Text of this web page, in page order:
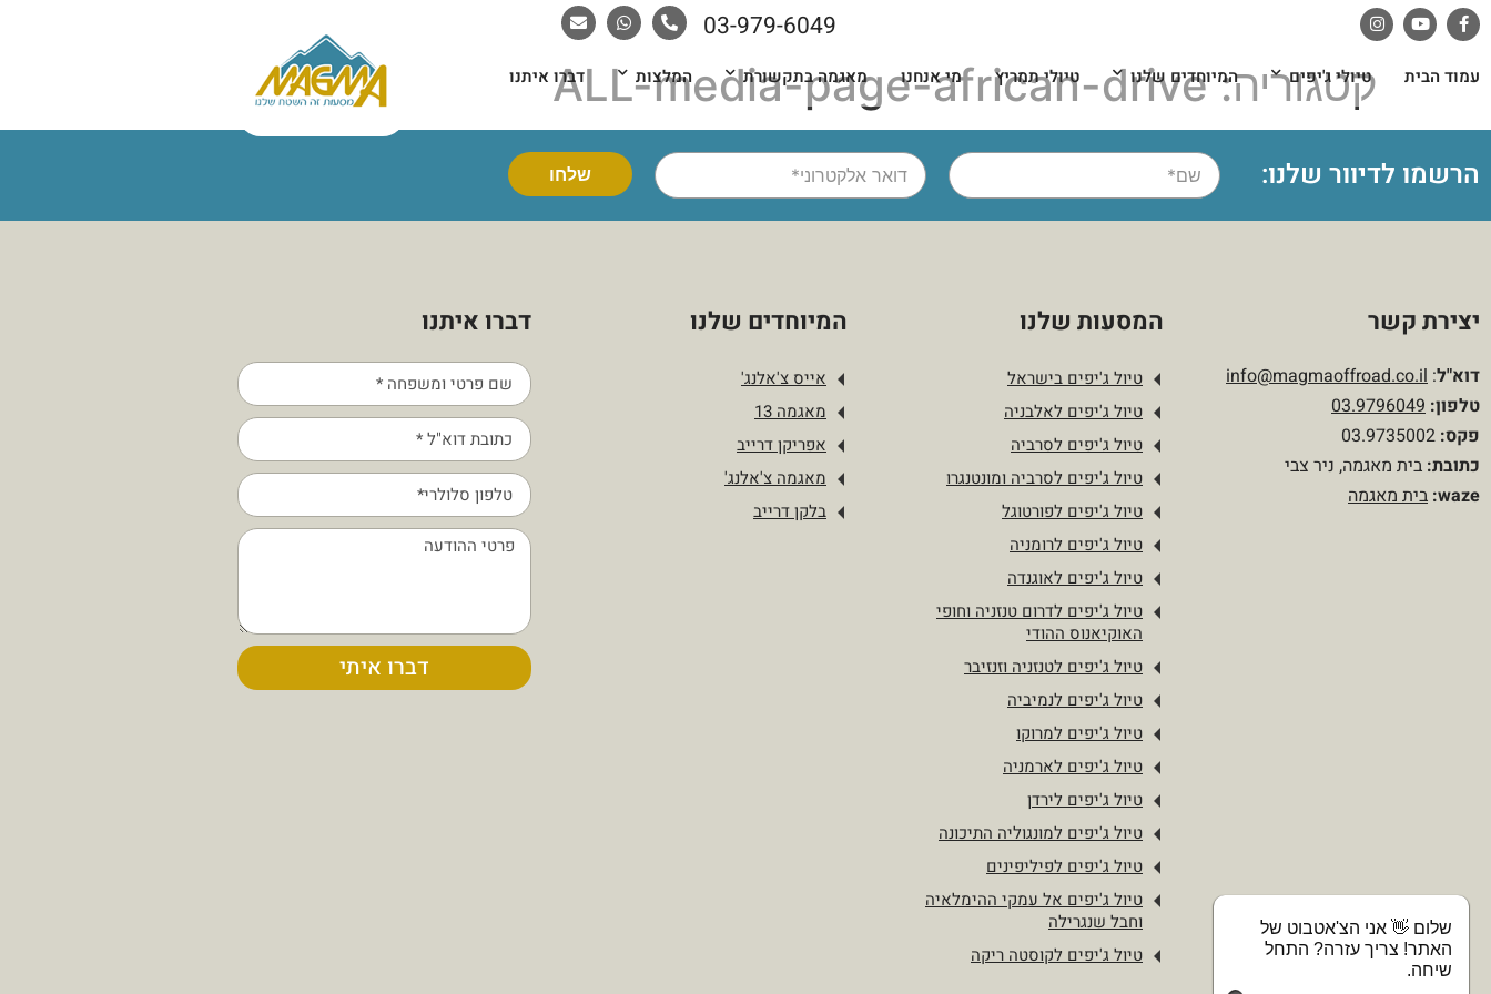
לתוכן 03-979-6049
עמוד הבית טיולי ג'יפים המיוחדים שלנו טיולי תמריץ מי אנחנו מאגמה בתקשורת המלצות דברו איתנו קטגוריה:ALL-media-page-african-drive
הרשמו לדיוור שלנו:
יצירת קשר
דוא"ל:
info@magmaoffroad.co.il
טלפון:
03.9796049
פקס:
כתובת: בית מאגמה, ניר צבי
waze: בית מאגמה
המסעות שלנו
טיול ג'יפים בישראל
טיול ג'יפים לאלבניה
טיול ג'יפים לסרביה
טיול ג'יפים לסרביה ומונטנגרו
טיול ג'יפים לפורטוגל
טיול ג'יפים לרומניה
טיול ג'יפים לאוגנדה
טיול ג'יפים לדרום טנזניה וחופי
האוקיאנוס ההודי
טיול ג'יפים לטנזניה וזנזיבר
טיול ג'יפים לנמיביה
טיול ג'יפים למרוקו
טיול ג'יפים לארמניה
טיול ג'יפים לירדן
טיול ג'יפים למונגוליה התיכונה
טיול ג'יפים לפיליפינים
טיול ג'יפים אל עמקי ההימלאיה
וחבל שנגרילה
טיול ג'יפים לקוסטה ריקה
המיוחדים שלנו
אייס צ'אלנג'
מאגמה 13
אפריקן דרייב
מאגמה צ'אלנג'
בלקן דרייב
דברו איתנו
דברו איתי
שלום 👋 אני הצ'אטבוט של
האתר! צריך עזרה? התחל
שיחה.